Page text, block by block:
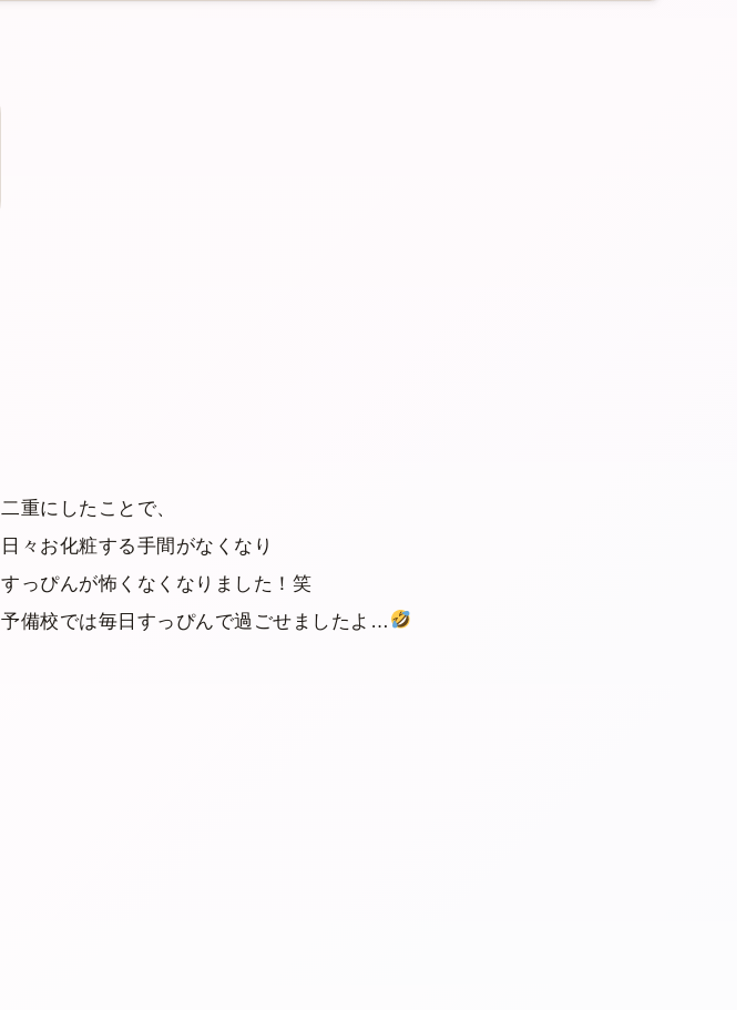
二重にしたことで、
日々お化粧する手間がなくなり
すっぴんが怖くなくなりました！笑
予備校では毎日すっぴんで過ごせましたよ…